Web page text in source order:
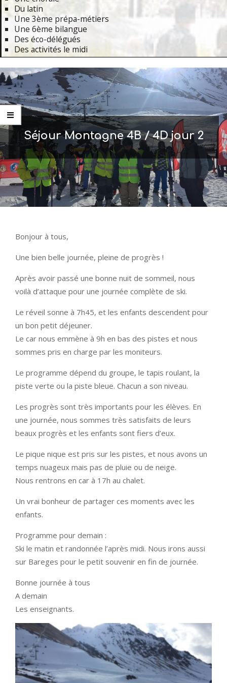
Du latin
Une 3ème prépa-métiers
Une 6ème bilangue
Des éco-délégués
Des activités le midi
Navigation
Menu
Séjour Montagne 4B / 4D jour 2
Bonjour à tous,
Une bien belle journée, pleine de progrès !
Après avoir passé une bonne nuit de sommeil, nous
voilà d’attaque pour une journée complète de ski.
Le réveil sonne à 7h45, et les enfants descendent pour
un bon petit déjeuner.
Le car nous emmène à 9h en bas des pistes et nous
sommes pris en charge par les moniteurs.
Le programme dépend du groupe, le tapis roulant, la
piste verte ou la piste bleue. Chacun a son niveau.
Les progrès sont très importants pour les élèves. En
une journée, nous sommes très satisfaits de leurs
beaux progrès et les enfants sont fiers d’eux.
Le pique nique est pris sur les pistes, et nous avons un
temps nuageux mais pas de pluie ou de neige.
Nous rentrons en car à 17h au chalet.
Un vrai bonheur de partager ces moments avec les
enfants.
Programme pour demain :
Ski le matin et randonnée l’après midi. Nous irons aussi
sur Bareges pour le petit souvenir en fin de journée.
Bonne journée à tous
A demain
Les enseignants.